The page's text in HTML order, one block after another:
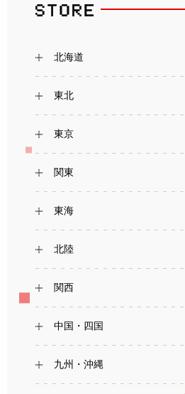
北海道
東北
東京
関東
東海
北陸
関西
中国・四国
九州・沖縄